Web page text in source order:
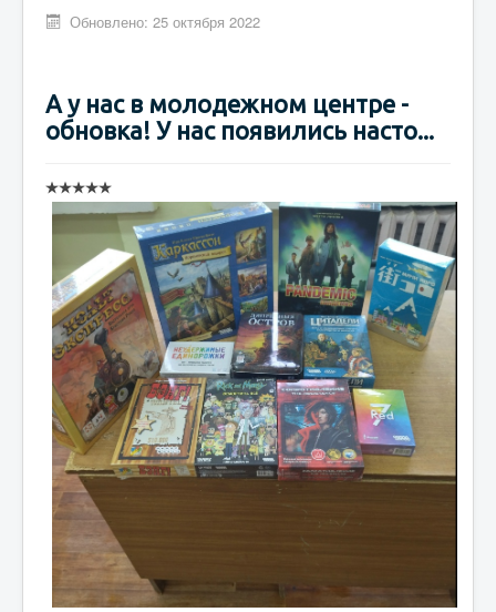
Обновлено: 25 октября 2022
А у нас в молодежном центре -
обновка! У нас появились насто...